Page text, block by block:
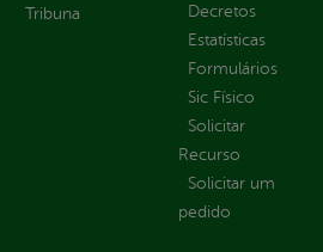
Tribuna
Decretos
Estatísticas
Formulários
Sic Físico
Solicitar
Recurso
Solicitar um
pedido